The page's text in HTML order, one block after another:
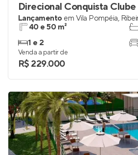
Direcional Conquista
Lançamento em Vila Pompéia,
40 e 50 m²
1 e 2
Venda a partir de
R$ 229.000